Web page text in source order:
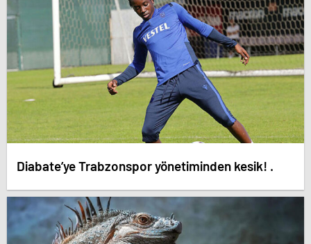
Diabate’ye Trabzonspor yönetiminden kesik! .